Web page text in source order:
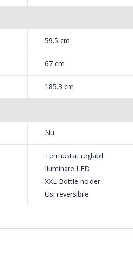
59.5 cm
67 cm
185.3 cm
Nu
Termostat reglabil
Iluminare LED
XXL Bottle holder
Usi reversibile